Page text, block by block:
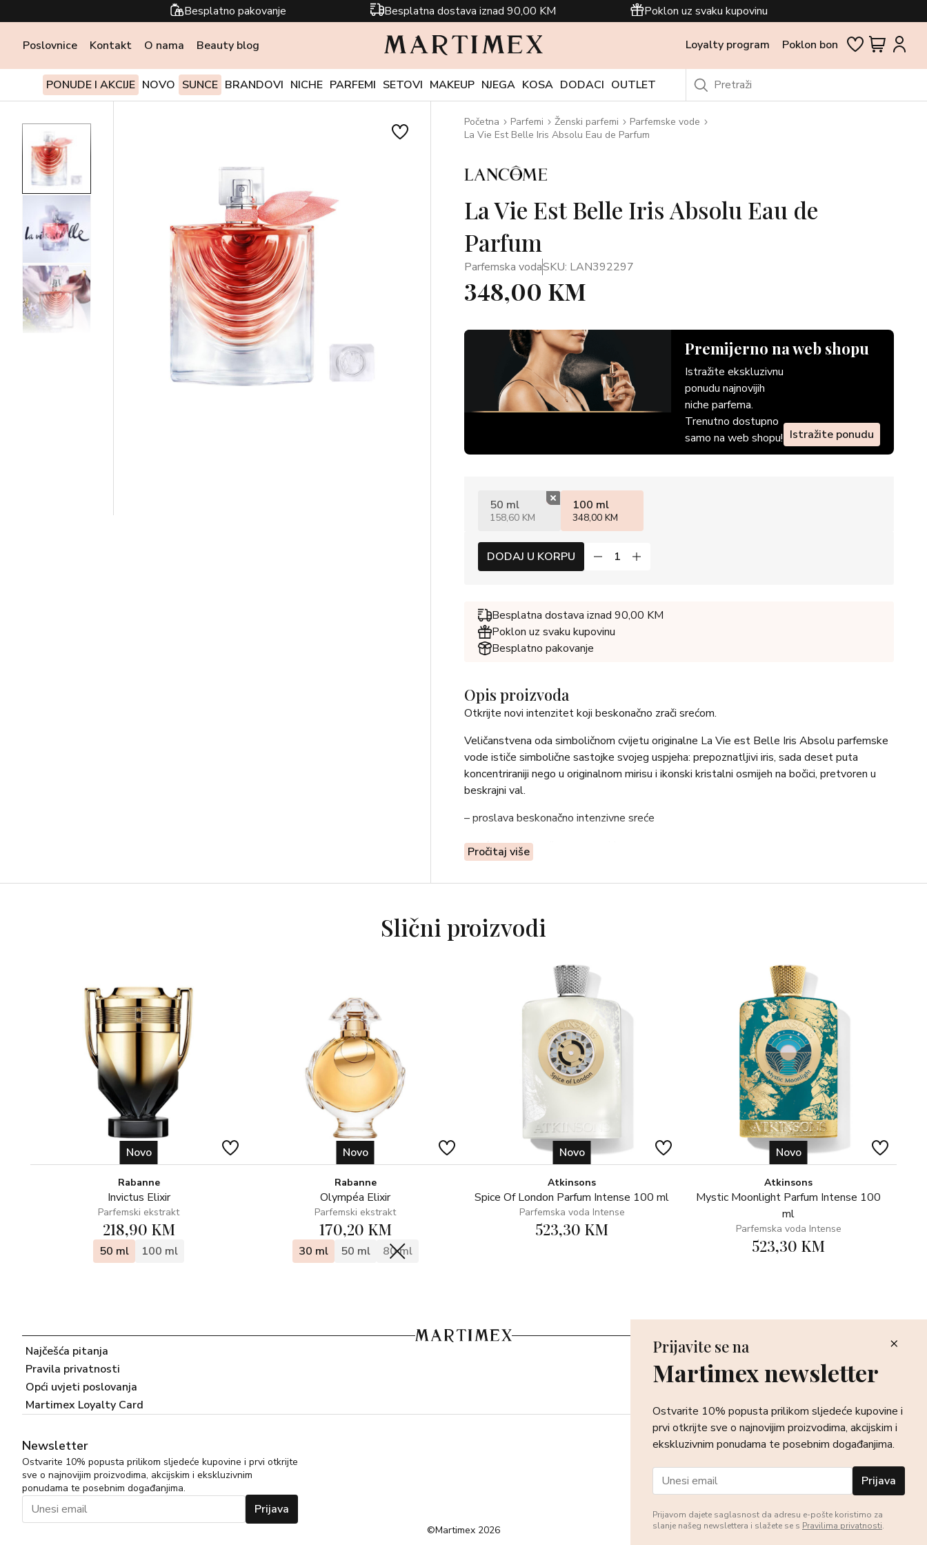
Besplatno pakovanje Besplatna dostava iznad 90,00 KM Poklon uz svaku kupovinu
Poslovnice Kontakt O nama Beauty blog Loyalty program Poklon bon
PONUDE I AKCIJE NOVO SUNCE BRANDOVI NICHE PARFEMI SETOVI MAKEUP NJEGA KOSA DODACI OUTLET
Početna Parfemi Ženski parfemi
Parfemske vode
La Vie Est Belle Iris Absolu Eau de Parfum
La Vie Est Belle Iris Absolu Eau de
Parfum
Parfemska vodaSKU: LAN392297
348,00 KM
Premijerno na web shopu
Istražite ekskluzivnu
ponudu najnovijih
niche parfema.
Trenutno dostupno
samo na web shopu! Istražite ponudu
50 ml
158,60 KM
% 100 ml
348,00 KM
DODAJ U KORPU
Besplatna dostava iznad 90,00 KM
Poklon uz svaku kupovinu
Besplatno pakovanje
Opis proizvoda
Otkrijte novi intenzitet koji beskonačno zrači srećom.
Veličanstvena oda simboličnom cvijetu originalne La Vie est Belle Iris Absolu parfemske
vode ističe simbolične sastojke svojeg uspjeha: prepoznatljivi iris, sada deset puta
koncentriraniji nego u originalnom mirisu i ikonski kristalni osmijeh na bočici, pretvoren u
beskrajni val.
– proslava beskonačno intenzivne sreće
– veća koncentracija zaraznog irisa
ljeta. Uzdignuta dubokom senzualnošću akorda pačulija i vrlo zaraznim karakterom
gurmanske note bitne za La Vie est Belle, ova nova varijacija izaziva postojan osjećaj
Novi La Vie Est Belle Iris Absolu predstavlja živahnu, snažnu i višestruku viziju sreće,
pozivajući nas da ujedinimo svoje glasove oko ljepote života i osjetimo intenzitet
Pročitaj više
Slični proizvodi
Novo
Rabanne
Invictus Elixir
Parfemski ekstrakt
218,90 KM
50 ml 100 ml
Novo
Rabanne
Olympéa Elixir
Parfemski ekstrakt
170,20 KM
30 ml 50 ml 80 ml
Novo
Atkinsons
Spice Of London Parfum Intense 100 ml
Parfemska voda Intense
523,30 KM
Novo
Atkinsons
Mystic Moonlight Parfum Intense 100
ml
Parfemska voda Intense
523,30 KM
Najčešća pitanja
Pravila privatnosti
Opći uvjeti poslovanja
Martimex Loyalty Card
Poslovnice
Povrat i reklamacija
Dostava i isporuka
Plaćanje robe
Newsletter
Ostvarite 10% popusta prilikom sljedeće kupovine i prvi otkrijte
sve o najnovijim proizvodima, akcijskim i ekskluzivnim
ponudama te posebnim događanjima.
Prijava
©Martimex 2026
Prijavite se na
Martimex newsletter
Ostvarite 10% popusta prilikom sljedeće kupovine i
prvi otkrijte sve o najnovijim proizvodima, akcijskim i
ekskluzivnim ponudama te posebnim događanjima.
Prijava
Prijavom dajete saglasnost da adresu e-pošte koristimo za
slanje našeg newslettera i slažete se s Pravilima privatnosti.